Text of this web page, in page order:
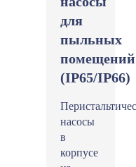
для
пыльных
помещений
(IP65/IP66)
насосы
в
корпусе